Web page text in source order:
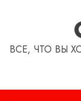
ВСЕ, ЧТО ВЫ